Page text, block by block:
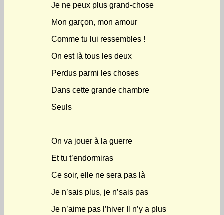
Je ne peux plus grand-chose
Mon garçon, mon amour
Comme tu lui ressembles !
On est là tous les deux
Perdus parmi les choses
Dans cette grande chambre
Seuls
On va jouer à la guerre
Et tu t’endormiras
Ce soir, elle ne sera pas là
Je n’sais plus, je n’sais pas
Je n’aime pas l’hiver Il n’y a plus